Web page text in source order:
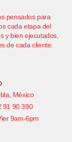
pensados para
cada etapa del
y bien ejecutados,
de cada cliente.
México
91 90 390
9am-6pm